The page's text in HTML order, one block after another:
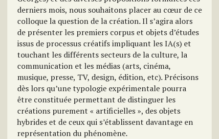
derniers mois, nous souhaitons placer au cœur de ce
colloque la question de la création. Il s’agira alors
de présenter les premiers corpus et objets d’études
issus de processus créatifs impliquant les IA(s) et
touchant les différents secteurs de la culture, la
communication et les médias (arts, cinéma,
musique, presse, TV, design, édition, etc). Précisons
dès lors qu’une typologie expérimentale pourra
être constituée permettant de distinguer les
créations purement « artificielles », des objets
hybrides et de ceux qui s’établissent davantage en
représentation du phénomène.